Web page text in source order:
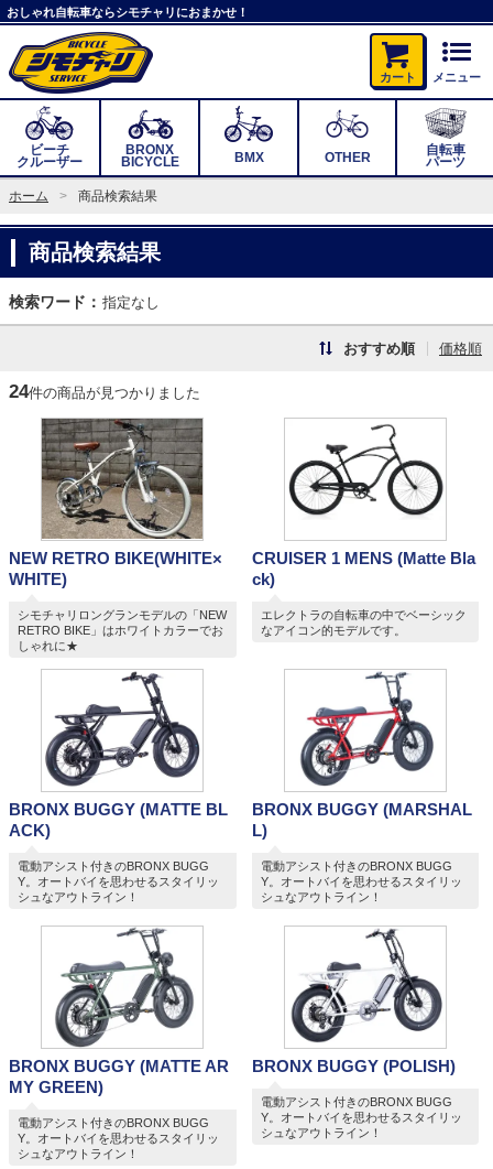
おしゃれ自転車ならシモチャリにおまかせ！
カート メニュー
ビーチ
クルーザー
BRONX
BICYCLE BMX OTHER 自転車
パーツ
ホーム 商品検索結果
商品検索結果
検索ワード： 指定なし
おすすめ順 価格順
24件の商品が見つかりました
NEW RETRO BIKE(WHITE×
WHITE)
シモチャリロングランモデルの「NEW
RETRO BIKE」はホワイトカラーでお
しゃれに★
CRUISER 1 MENS (Matte Bla
ck)
エレクトラの自転車の中でベーシック
なアイコン的モデルです。
BRONX BUGGY (MATTE BL
ACK)
電動アシスト付きのBRONX BUGG
Y。オートバイを思わせるスタイリッ
シュなアウトライン！
BRONX BUGGY (MARSHAL
L)
電動アシスト付きのBRONX BUGG
Y。オートバイを思わせるスタイリッ
シュなアウトライン！
BRONX BUGGY (MATTE AR
MY GREEN)
電動アシスト付きのBRONX BUGG
Y。オートバイを思わせるスタイリッ
シュなアウトライン！
BRONX BUGGY (POLISH)
電動アシスト付きのBRONX BUGG
Y。オートバイを思わせるスタイリッ
シュなアウトライン！